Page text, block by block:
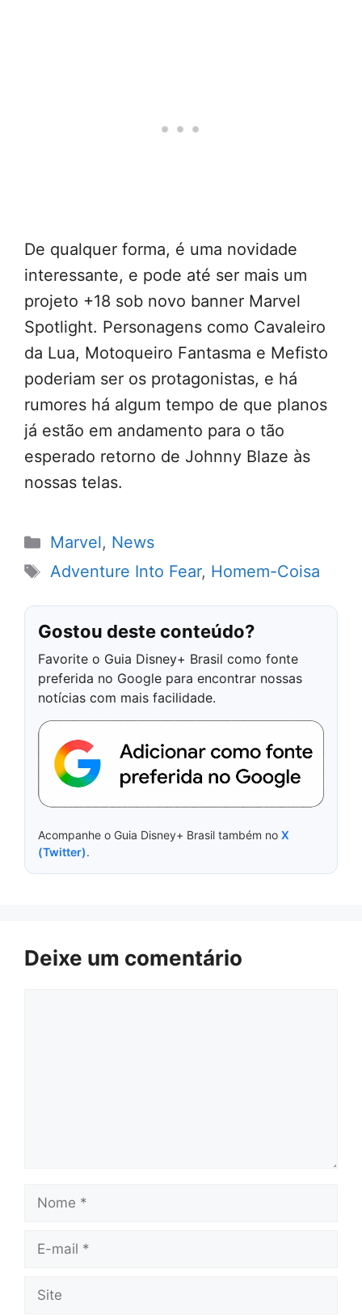
De qualquer forma, é uma novidade
interessante, e pode até ser mais um
projeto +18 sob novo banner Marvel
Spotlight. Personagens como Cavaleiro
da Lua, Motoqueiro Fantasma e Mefisto
poderiam ser os protagonistas, e há
rumores há algum tempo de que planos
já estão em andamento para o tão
esperado retorno de Johnny Blaze às
nossas telas.
Categorias
Marvel, News
Tags
Adventure Into Fear, Homem-Coisa
Gostou deste conteúdo?
Favorite o Guia Disney+ Brasil como fonte
preferida no Google para encontrar nossas
notícias com mais facilidade.
Acompanhe o Guia Disney+ Brasil também no X
(Twitter).
Deixe um comentário
Nome
E-
Site